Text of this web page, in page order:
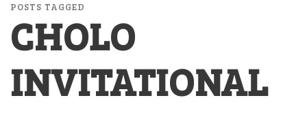
POSTS TAGGED
CHOLO
INVITATIONAL